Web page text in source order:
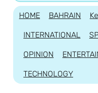
HOME BAHRAIN
INTERNATIONAL
OPINION
TECHNOLOGY